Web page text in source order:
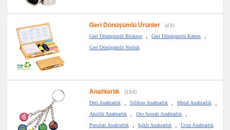
Geri Dönüşümlü Ürünler
(43)
Geri Dönüşümlü Bloknot
, Geri Dönüşümlü Kalem ,
Geri Dönüşümlü Notluk
Anahtarlık
(164)
Deri Anahtarlık
, Silikon Anahtarlık , Metal Anahtarlık ,
Akrilik Anahtarlık , Oto Armalı Anahtarlık ,
Pusulalı Anahtarlık , Işıklı Anahtarlık , Ucuz Anahtarlık